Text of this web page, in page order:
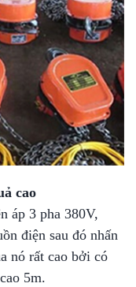
cao
áp 3 pha 380V,
điện sau đó nhấn
nó rất cao bởi có
5m.